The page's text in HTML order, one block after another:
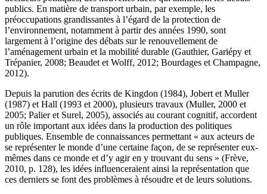
publics. En matière de transport urbain, par exemple, les
préoccupations grandissantes à l’égard de la protection de
l’environnement, notamment à partir des années 1990, sont
largement à l’origine des débats sur le renouvellement de
l’aménagement urbain et la mobilité durable (Gauthier, Gariépy et
Trépanier, 2008; Beaudet et Wolff, 2012; Bourdages et Champagne,
2012).
Depuis la parution des écrits de Kingdon (1984), Jobert et Muller
(1987) et Hall (1993 et 2000), plusieurs travaux (Muller, 2000 et
2005; Palieret Surel, 2005), associés au courant cognitif, accordent
un rôle important aux idées dans la production des politiques
publiques. Ensemble de connaissances permettant « aux acteurs de
se représenter le monde d’une certaine façon, de se représenter eux-
mêmes dans ce monde et d’y agir en y trouvant du sens » (Frève,
2010, p. 128), les idées influenceraient ainsi la représentation que
ces derniers se font des problèmes à résoudre et de leurs solutions.